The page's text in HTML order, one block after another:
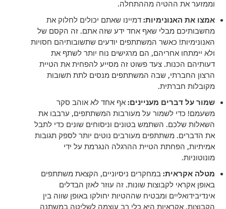
וממזער את ההטיה מההתחלה.
אמצו את האנונימיות: דמיינו שאתם יכולים לחלוק את
מחשבותיכם מבלי שאף אחד ידע שזה אתם. זה הקסם של
האנונימיות! כאשר המשתתפים יודעים שתשובותיהם חסויות
ולא יימתחו אחריהם, הם מרגישים נוח יותר לשתף את
דעותיהם הכנות. צעד פשוט זה מסייע להפחית את הטיית
הרצון החברתי, שבה המשתתפים מנסים לתת תשובות
מקובלות חברתית.
שמור על דברים מעניינים: אף אחד לא אוהב סקר
משעמם! כדי לשמור על מעורבות המשתתפים, ערבבו את
השאלות שלכם. השתמש בטונים וניסוחים שונים כדי לתבל
את הדברים. משתתפים מעורבים נוטים יותר לספק תגובות
אמיתיות, הפחתת הטיית ההרגלה הנגרמת על ידי
מונוטוניות.
מטלה אקראית: במחקרים ניסיוניים, הקצאת משתתפים
באופן אקראי לקבוצות שונות. זה עוזר לאזן הבדלים
אינדיבידואליים ומבטיח שההטיות יחולקו באופן שווה בין
הקבוצות. אקראיות היא כלי רב עוצמה לשליטה במשתנה